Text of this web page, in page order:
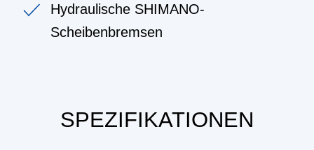
Hydraulische SHIMANO-
Scheibenbremsen
SPEZIFIKATIONEN